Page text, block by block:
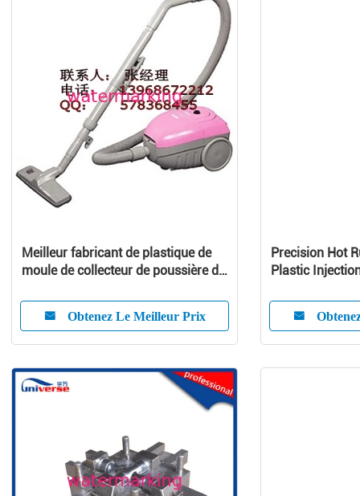
Meilleur fabricant de plastique de
moule de collecteur de poussière de
Obtenez Le Meilleur Prix
Precision Hot
Plastic